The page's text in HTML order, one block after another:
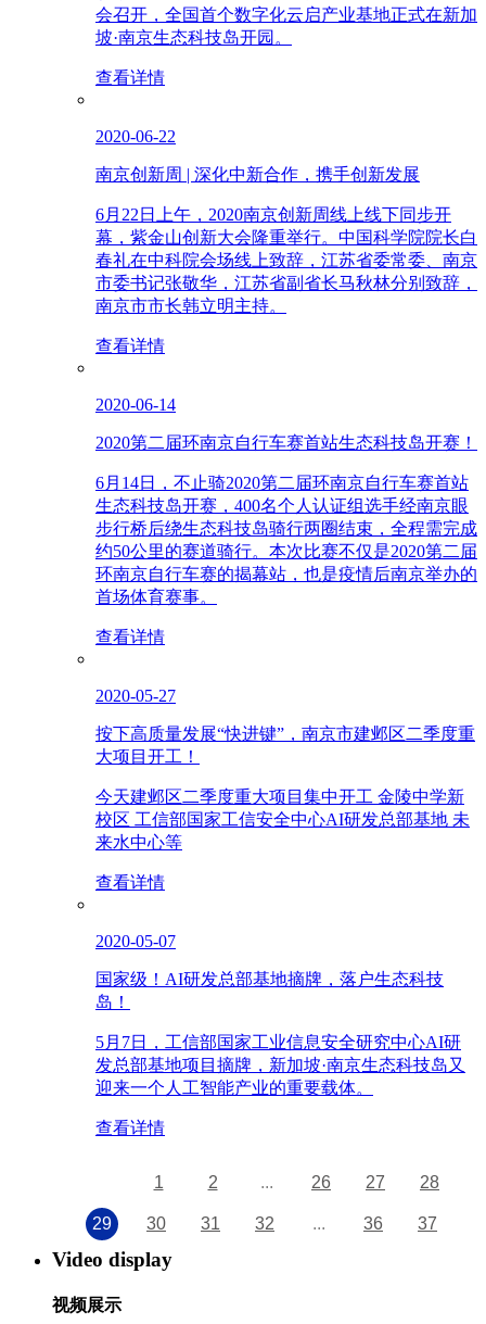
会召开，全国首个数字化云启产业基地正式在新加
坡·南京生态科技岛开园。
查看详情
2020-06-22
南京创新周 | 深化中新合作，携手创新发展
6月22日上午，2020南京创新周线上线下同步开
幕，紫金山创新大会隆重举行。中国科学院院长白
春礼在中科院会场线上致辞，江苏省委常委、南京
市委书记张敬华，江苏省副省长马秋林分别致辞，
南京市市长韩立明主持。
查看详情
2020-06-14
2020第二届环南京自行车赛首站生态科技岛开赛！
6月14日，不止骑2020第二届环南京自行车赛首站
生态科技岛开赛，400名个人认证组选手经南京眼
步行桥后绕生态科技岛骑行两圈结束，全程需完成
约50公里的赛道骑行。本次比赛不仅是2020第二届
环南京自行车赛的揭幕站，也是疫情后南京举办的
首场体育赛事。
查看详情
2020-05-27
按下高质量发展“快进键”，南京市建邺区二季度重
大项目开工！
今天建邺区二季度重大项目集中开工 金陵中学新
校区 工信部国家工信安全中心AI研发总部基地 未
来水中心等
查看详情
2020-05-07
国家级！AI研发总部基地摘牌，落户生态科技
岛！
5月7日，工信部国家工业信息安全研究中心AI研
发总部基地项目摘牌，新加坡·南京生态科技岛又
迎来一个人工智能产业的重要载体。
查看详情
1 2 ... 26 27 28
29 30 31 32 ... 36 37
Video display
视频展示